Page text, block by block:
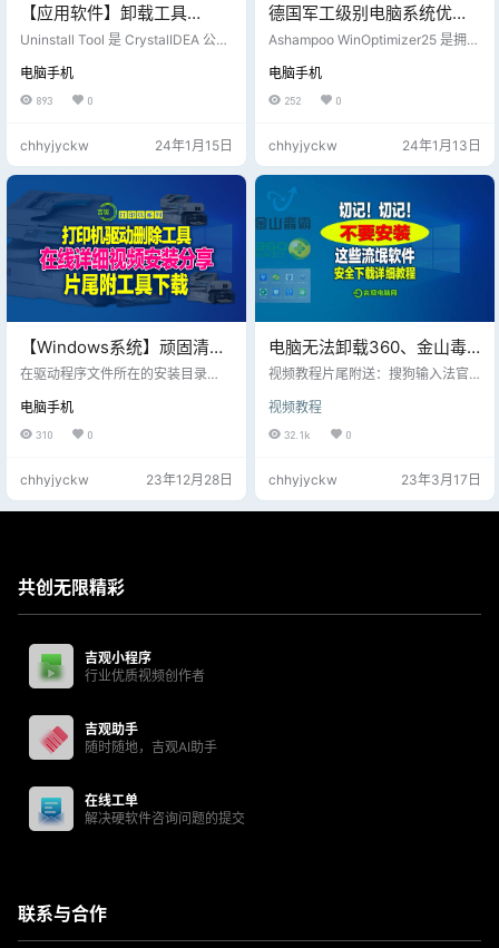
【应用软件】卸载工具
Uninstall Tool v3.7.3
版;2023.10.28更新)
Uninstall Tool 是 CrystalIDEA 公司
卸载删除工具，它支持在使用软件
本身的卸载程序卸载完毕后，再扫
描软件残留的注册及其它残余文
视器可以监视每个应用程序的安
装，实时监视应用程序安装在系统
使用 Uninstall Tool 卸载软件时，它
会更加彻底的将其删除干净，不留
痕迹。软件本身还带有管…
电脑手机
893 0
chhyjyckw 24年1月15日
德国军工级别电脑系统优化
软件，windows系统优化软
Ashampoo WinOptimizer25 是拥有
优化软件，能帮助大家清理、隐私
保护、服务禁用、空间回收、保护
和最大程度优化用户的计算机操作
的Ashampoo WinOptimizer 25支持
ADS扫描工具，能让隐藏的数据流
无比强大的系统优化功能模块；
电脑手机
252 0
chhyjyckw 24年1月13日
【Windows系统】顽固清理
软件，打印机驱动卸载工具
在驱动程序文件所在的安装目录
单击以选中“删除打印机驱动程序”，
然后单击“下一步”。 单击以选择所
后单击“完成”。
电脑手机
310 0
chhyjyckw 23年12月28日
电脑无法卸载360、金山毒
霸等垃圾软件，正确的下载
视频教程片尾附送：搜狗输入法官
视频教程
32.1k 0
chhyjyckw 23年3月17日
共创无限精彩
吉观小程序
行业优质视频创作者
吉观助手
随时随地，吉观AI助手
在线工单
解决硬软件咨询问题的提交
联系与合作